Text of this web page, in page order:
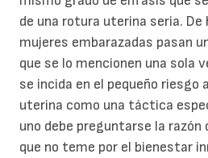
de una rotura uterina seria. De
mujeres embarazadas pasan
que se lo mencionen una sola
se incida en el pequeño riesgo
uterina como una táctica
uno debe preguntarse la razón
que no teme por el bienestar